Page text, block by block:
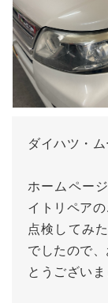
ダイハツ・
ホームペー
イトリペアの
点検してみ
でしたので
とうございま